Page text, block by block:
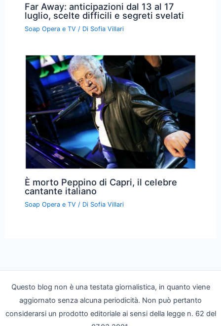
Far Away: anticipazioni dal 13 al 17
luglio, scelte difficili e segreti svelati
Soap Opera e TV / Di Sofia Villari
È morto Peppino di Capri, il celebre
cantante italiano
Soap Opera e TV / Di Sofia Villari
Questo blog non è una testata giornalistica, in quanto viene
aggiornato senza alcuna periodicità. Non può pertanto
considerarsi un prodotto editoriale ai sensi della legge n. 62 del